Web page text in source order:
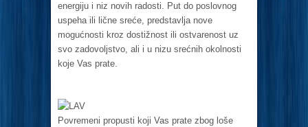
energiju i niz novih radosti. Put do poslovnog
uspeha ili lične sreće, predstavlja nove
mogućnosti kroz dostižnost ili ostvarenost uz
svo zadovoljstvo, ali i u nizu srećnih okolnosti
koje Vas prate.
LAV
Povremeni propusti koji Vas prate zbog loše